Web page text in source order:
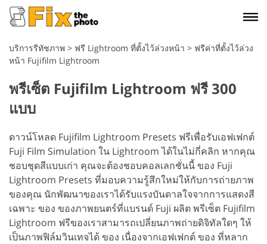
บริการรีทัชภาพ > ฟรี Lightroom ที่ตั้งไว้ล่วงหน้า > ฟรีค่าที่ตั้งไว้ล่วง
หน้า Fujifilm Lightroom
พรีเซ็ต Fujifilm Lightroom ฟรี 300
แบบ
ดาวน์โหลด Fujifilm Lightroom Presets ฟรีเพื่อรับเอฟเฟกต์
Fuji Film Simulation ใน Lightroom ได้ในไม่กี่คลิก หากคุณ
ชอบชุดสีแบบเก่า คุณจะต้องชอบคอลเลกชั่นนี้ ของ Fuji
Lightroom Presets ที่มอบความรู้สึกใหม่ให้กับการถ่ายภาพ
ของคุณ นักพัฒนาของเราได้รับแรงบันดาลใจจากการแสดงสี
เฉพาะ ของ ของภาพยนตร์ที่แบรนด์ Fuji ผลิต พรีเซ็ต Fujifilm
Lightroom ฟรีของเราสามารถเปลี่ยนภาพถ่ายดิจิทัลใดๆ ให้
เป็นภาพฟิล์มวินเทจได้ ของ เนื่องจากเอฟเฟกต์ ของ ที่หลาก